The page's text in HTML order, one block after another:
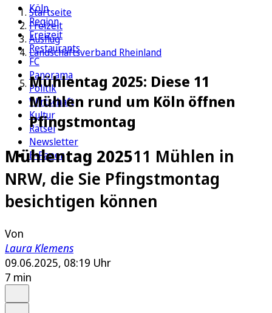
Köln
Region
Freizeit
Restaurants
FC
Panorama
Politik
Wirtschaft
Kultur
Rätsel
Newsletter
E-Paper
Startseite
Freizeit
Ausflug
Landschaftsverband Rheinland
Mühlentag 2025: Diese 11
Mühlen rund um Köln öffnen
Pfingstmontag
Mühlentag 202511 Mühlen in
NRW, die Sie Pfingstmontag
besichtigen können
Von
Laura Klemens
09.06.2025, 08:19 Uhr
7 min